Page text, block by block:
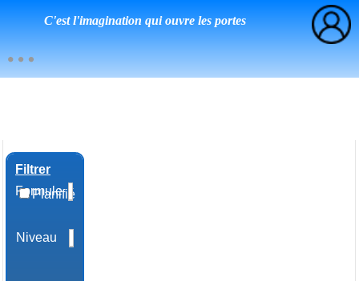
C'est l'imagination qui ouvre les portes
Filtrer
Planifié
Formule
Niveau